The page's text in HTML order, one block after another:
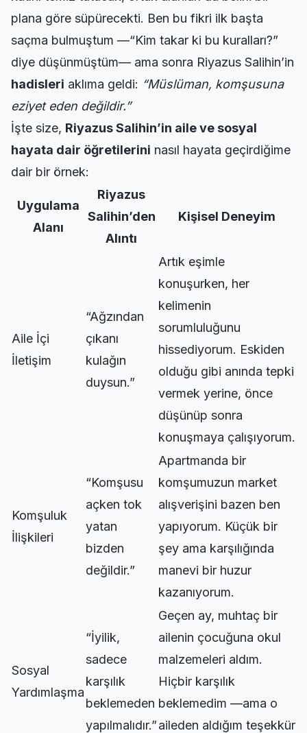
plana göre süpürecekti. Ben bu fikri ilk başta
saçma bulmuştum —“Kim takar ki bu kuralları?”
diye düşünmüştüm— ama sonra Riyazus Salihin’in
hadisleri aklıma geldi: “Müslüman, komşusuna
eziyet eden değildir.”
İşte size, Riyazus Salihin’in aile ve sosyal
hayata dair öğretilerini nasıl hayata geçirdiğime
dair bir örnek:
Uygulama
Alanı
Riyazus
Salihin’den
Alıntı
Kişisel Deneyim
Aile İçi
İletişim
“Ağzından
çıkanı
kulağın
duysun.”
Artık eşimle
konuşurken, her
kelimenin
sorumluluğunu
hissediyorum. Eskiden
olduğu gibi anında tepki
vermek yerine, önce
düşünüp sonra
konuşmaya çalışıyorum.
Komşuluk
İlişkileri
“Komşusu
açken tok
yatan
bizden
değildir.”
Apartmanda bir
komşumuzun market
alışverişini bazen ben
yapıyorum. Küçük bir
şey ama karşılığında
manevi bir huzur
kazanıyorum.
Sosyal
Yardımlaşma
“İyilik,
sadece
karşılık
beklemeden
yapılmalıdır.”
Geçen ay, muhtaç bir
ailenin çocuğuna okul
malzemeleri aldım.
Hiçbir karşılık
beklemedim —ama o
aileden aldığım teşekkür